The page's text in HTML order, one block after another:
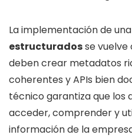
La implementación de una
estructuradosse vuelve
deben crear metadatos
coherentes y APIs bien
técnico garantiza que los
acceder, comprender y
información de la